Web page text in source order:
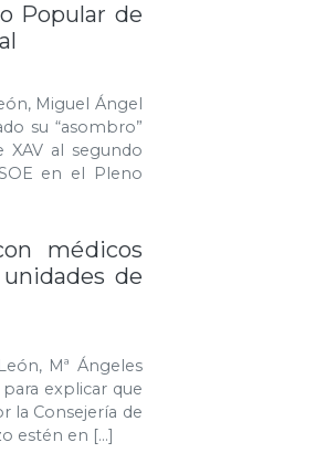
Popular de
Miguel Ángel
su “asombro”
al segundo
en el Pleno
médicos
de
Mª Ángeles
explicar que
la Consejería de
estén en […]